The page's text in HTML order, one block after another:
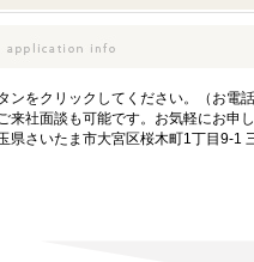
ンをクリックしてください。（お
来社面談も可能です。お気軽にお申し
県さいたま市大宮区桜木町1丁目9-1